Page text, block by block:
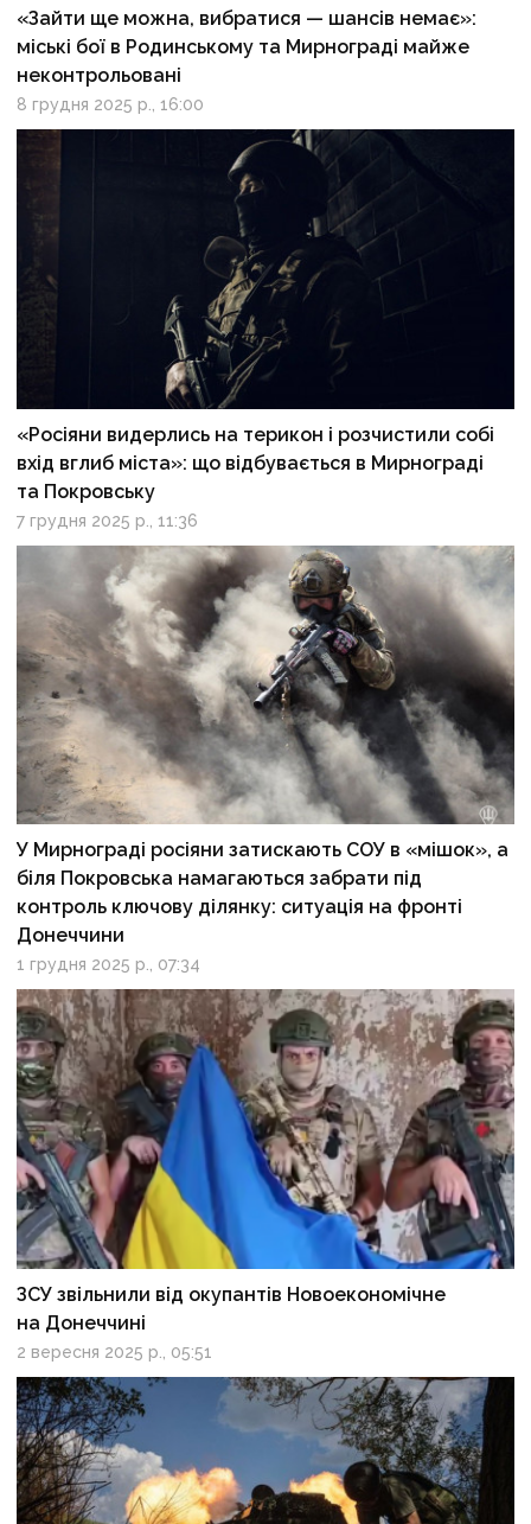
«Зайти ще можна, вибратися — шансів немає»:
міські бої в Родинському та Мирнограді майже
неконтрольовані
8 грудня 2025 р., 16:00
«Росіяни видерлись на терикон і розчистили собі
вхід вглиб міста»: що відбувається в Мирнограді
та Покровську
7 грудня 2025 р., 11:36
У Мирнограді росіяни затискають СОУ в «мішок», а
біля Покровська намагаються забрати під
контроль ключову ділянку: ситуація на фронті
Донеччини
1 грудня 2025 р., 07:34
ЗСУ звільнили від окупантів Новоекономічне
на Донеччині
2 вересня 2025 р., 05:51